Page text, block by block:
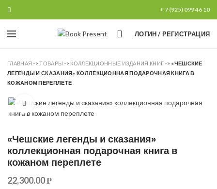
+ 7 (925) 099 46 10
0 ЛОГИН / РЕГИСТРАЦИЯ
ГЛАВНАЯ ->ТОВАРЫ -> КОЛЛЕКЦИОННЫЕ ИЗДАНИЯ КНИГ -> «ЧЕШСКИЕ
ЛЕГЕНДЫ И СКАЗАНИЯ» КОЛЛЕКЦИОННАЯ ПОДАРОЧНАЯ КНИГА В
КОЖАНОМ ПЕРЕПЛЕТЕ
Увеличить
«Чешские легенды и сказания»
коллекционная подарочная книга в
кожаном переплете
22,300.00Р